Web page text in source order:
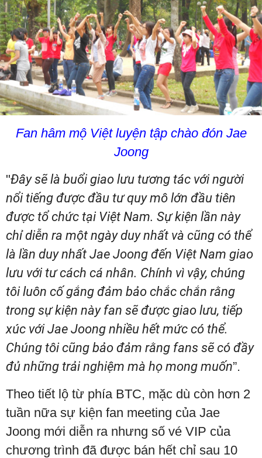
Fan hâm mộ Việt luyện tập chào đón Jae
Joong
"Đây sẽ là buổi giao lưu tương tác với người
nổi tiếng được đầu tư quy mô lớn đầu tiên
được tổ chức tại Việt Nam. Sự kiện lần này
chỉ diễn ra một ngày duy nhất và cũng có thể
là lần duy nhất Jae Joong đến Việt Nam giao
lưu với tư cách cá nhân. Chính vì vậy, chúng
tôi luôn cố gắng đảm bảo chắc chắn rằng
trong sự kiện này fan sẽ được giao lưu, tiếp
xúc với Jae Joong nhiều hết mức có thể.
Chúng tôi cũng bảo đảm rằng fans sẽ có đầy
đủ những trải nghiệm mà họ mong muốn”.
Theo tiết lộ từ phía BTC, mặc dù còn hơn 2
tuần nữa sự kiện fan meeting của Jae
Joong mới diễn ra nhưng số vé VIP của
chương trình đã được bán hết chỉ sau 10